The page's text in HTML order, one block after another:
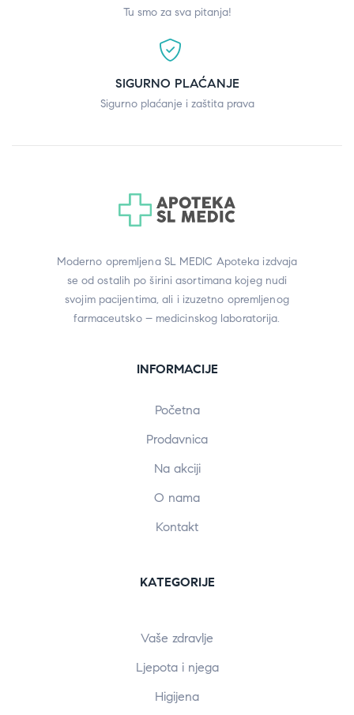
Tu smo za sva pitanja!
SIGURNO PLAĆANJE
Sigurno plaćanje i zaštita prava
Moderno opremljena SL MEDIC Apoteka izdvaja
se od ostalih po širini asortimana kojeg nudi
svojim pacijentima, ali i izuzetno opremljenog
farmaceutsko – medicinskog laboratorija.
INFORMACIJE
Početna
Prodavnica
Na akciji
O nama
Kontakt
KATEGORIJE
Vaše zdravlje
Ljepota i njega
Higijena